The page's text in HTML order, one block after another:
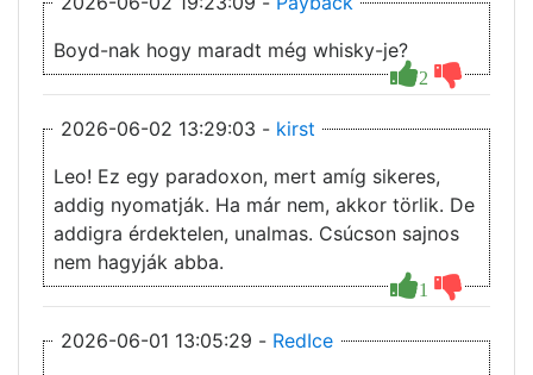
2
Boyd-nak hogy maradt még whisky-je?
2026-06-02 13:29:03 - kirst
1
Leo! Ez egy paradoxon, mert amíg sikeres,
addig nyomatják. Ha már nem, akkor törlik. De
addigra érdektelen, unalmas. Csúcson sajnos
nem hagyják abba.
2026-06-01 13:05:29 - RedIce